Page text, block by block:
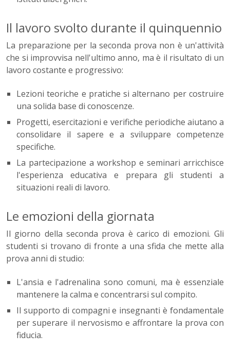
Il lavoro svolto durante il quinquennio
La preparazione per la seconda prova non è un'attività
che si improvvisa nell'ultimo anno, ma è il risultato di un
lavoro costante e progressivo:
Lezioni teoriche e pratiche si alternano per costruire
una solida base di conoscenze.
Progetti, esercitazioni e verifiche periodiche aiutano a
consolidare il sapere e a sviluppare competenze
specifiche.
La partecipazione a workshop e seminari arricchisce
l'esperienza educativa e prepara gli studenti a
situazioni reali di lavoro.
Le emozioni della giornata
Il giorno della seconda prova è carico di emozioni. Gli
studenti si trovano di fronte a una sfida che mette alla
prova anni di studio:
L'ansia e l'adrenalina sono comuni, ma è essenziale
mantenere la calma e concentrarsi sul compito.
Il supporto di compagni e insegnanti è fondamentale
per superare il nervosismo e affrontare la prova con
fiducia.